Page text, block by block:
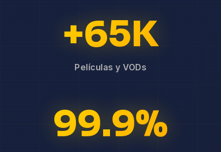
+65K
Películas y VODs
99.9%